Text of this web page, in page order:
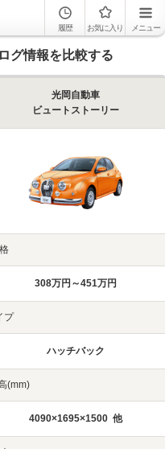
履歴 お気に入り メニュー
グ情報を比較する
光岡自動車
ビュートストーリー
308万円～451万円
プ
ハッチバック
(mm)
4090×1695×1500 他